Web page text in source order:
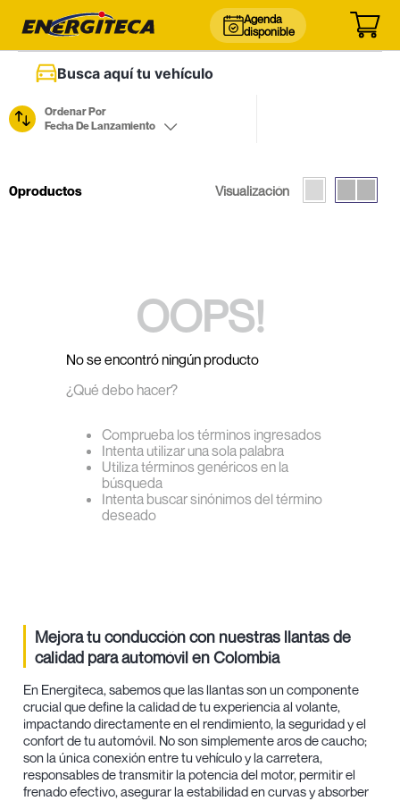
Agenda
disponible
Busca aquí tu vehículo
Ordenar Por
Fecha De Lanzamiento
0productos
OOPS!
No se encontró ningún producto
¿Qué debo hacer?
Comprueba los términos ingresados
Intenta utilizar una sola palabra
Utiliza términos genéricos en la
búsqueda
Intenta buscar sinónimos del término
deseado
Mejora tu conducción con nuestras llantas de
calidad para automóvil en Colombia
En Energiteca, sabemos que las llantas son un componente
crucial que define la calidad de tu experiencia al volante,
impactando directamente en el rendimiento, la seguridad y el
confort de tu automóvil. No son simplemente aros de caucho;
son la única conexión entre tu vehículo y la carretera,
responsables de transmitir la potencia del motor, permitir el
frenado efectivo, asegurar la estabilidad en curvas y absorber